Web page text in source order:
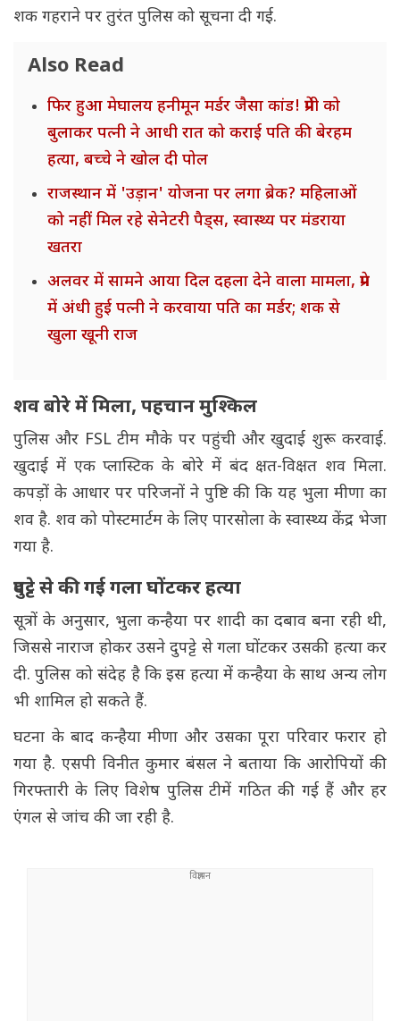
शक गहराने पर तुरंत पुलिस को सूचना दी गई.
Also Read
फिर हुआ मेघालय हनीमून मर्डर जैसा कांड! प्रेमी को
बुलाकर पत्नी ने आधी रात को कराई पति की बेरहम
हत्या, बच्चे ने खोल दी पोल
राजस्थान में 'उड़ान' योजना पर लगा ब्रेक? महिलाओं
को नहीं मिल रहे सेनेटरी पैड्स, स्वास्थ्य पर मंडराया
खतरा
अलवर में सामने आया दिल दहला देने वाला मामला, प्रेम
में अंधी हुई पत्नी ने करवाया पति का मर्डर; शक से
खुला खूनी राज
शव बोरे में मिला, पहचान मुश्किल
पुलिस और FSL टीम मौके पर पहुंची और खुदाई शुरू करवाई.
खुदाई में एक प्लास्टिक के बोरे में बंद क्षत-विक्षत शव मिला.
कपड़ों के आधार पर परिजनों ने पुष्टि की कि यह भुला मीणा का
शव है. शव को पोस्टमार्टम के लिए पारसोला के स्वास्थ्य केंद्र भेजा
गया है.
दुपट्टे से की गई गला घोंटकर हत्या
सूत्रों के अनुसार, भुला कन्हैया पर शादी का दबाव बना रही थी,
जिससे नाराज होकर उसने दुपट्टे से गला घोंटकर उसकी हत्या कर
दी. पुलिस को संदेह है कि इस हत्या में कन्हैया के साथ अन्य लोग
भी शामिल हो सकते हैं.
घटना के बाद कन्हैया मीणा और उसका पूरा परिवार फरार हो
गया है. एसपी विनीत कुमार बंसल ने बताया कि आरोपियों की
गिरफ्तारी के लिए विशेष पुलिस टीमें गठित की गई हैं और हर
एंगल से जांच की जा रही है.